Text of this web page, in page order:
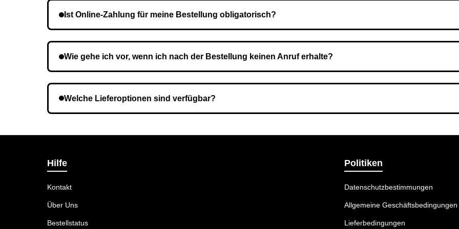
Ist Online-Zahlung für meine Bestellung obligatorisch?
Wie gehe ich vor, wenn ich nach der Bestellung keinen Anruf erhalte?
Welche Lieferoptionen sind verfügbar?
Hilfe
Kontakt
Über Uns
Bestellstatus
Politiken
Datenschutzbestimmungen
Allgemeine Geschäftsbedingungen
Lieferbedingungen